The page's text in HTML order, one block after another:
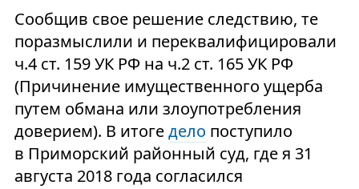
Сообщив свое решение следствию, те
поразмыслили и переквалифицировали
ч.4 ст. 159 УК РФ на ч.2 ст. 165 УК РФ
(Причинение имущественного ущерба
путем обмана или злоупотребления
доверием). В итогедело поступило
в Приморский районный суд, где я 31
августа 2018 года согласился